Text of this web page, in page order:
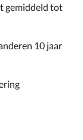
gemiddeld tot
10 jaar